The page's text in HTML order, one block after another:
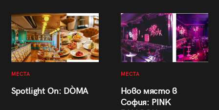
МЕСТА
Spotlight On: DÒMA
МЕСТА
Ново място в
София: PINK